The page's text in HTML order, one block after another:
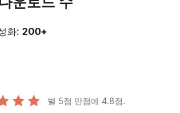
화: 200+
별 5점 만점에 4.8점.